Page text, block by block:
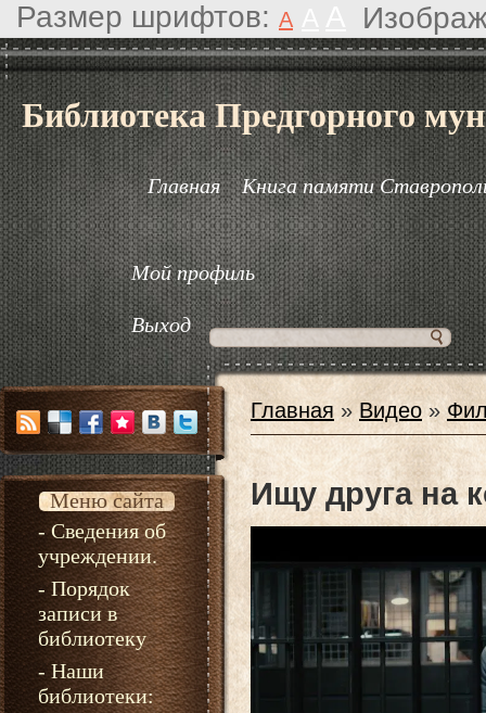
Размер шрифтов: A
Библиотека Предгорного
Главная Книга памяти
Мой профиль
Выход
Меню сайта
- Сведения об
учреждении.
- Порядок
записи в
библиотеку
- Наши
библиотеки:
Главная »Видео »
Ищу друга на